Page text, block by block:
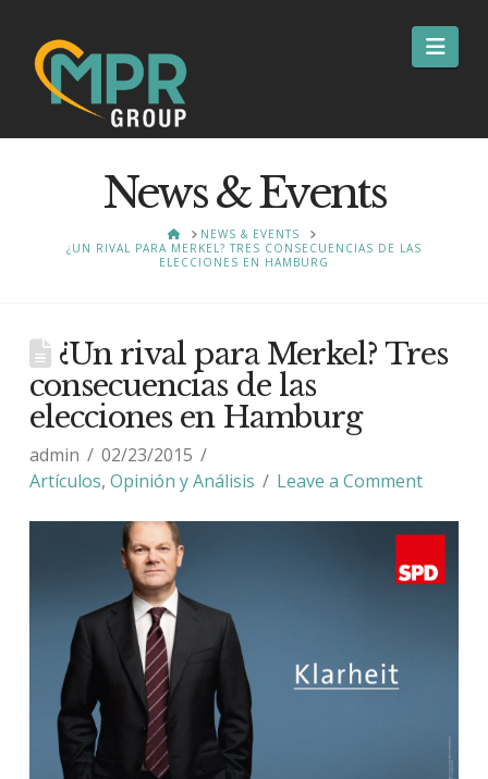
News & Events
HOMENEWS & EVENTS
¿UN RIVAL PARA MERKEL? TRES CONSECUENCIAS DE LAS
ELECCIONES EN HAMBURG
¿Un rival para Merkel? Tres
consecuencias de las
elecciones en Hamburg
admin
02/23/2015
Artículos, Opinión y Análisis Leave a Comment